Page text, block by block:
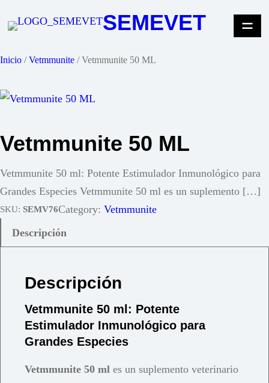
SEMEVET
Inicio /Vetmmunite / Vetmmunite 50 ML
Vetmmunite 50 ML
Vetmmunite 50 ml: Potente Estimulador Inmunológico para
Grandes Especies Vetmmunite 50 ml es un suplemento […]
SKU: SEMV76Category: Vetmmunite
Descripción
Descripción
Vetmmunite 50 ml: Potente
Estimulador Inmunológico para
Grandes Especies
Vetmmunite 50 ml es un suplemento veterinario